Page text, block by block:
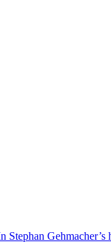
Stephan Gehmacher’s